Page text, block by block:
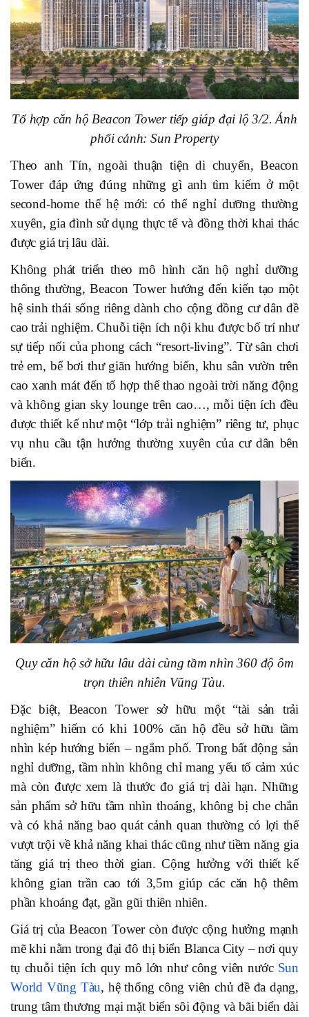
Tổ hợp căn hộ Beacon Tower tiếp giáp đại lộ 3/2. Ảnh
phối cảnh: Sun Property
Theo anh Tín, ngoài thuận tiện di chuyển, Beacon
Tower đáp ứng đúng những gì anh tìm kiếm ở một
second-home thế hệ mới: có thể nghỉ dưỡng thường
xuyên, gia đình sử dụng thực tế và đồng thời khai thác
được giá trị lâu dài.
Không phát triển theo mô hình căn hộ nghỉ dưỡng
thông thường, Beacon Tower hướng đến kiến tạo một
hệ sinh thái sống riêng dành cho cộng đồng cư dân đề
cao trải nghiệm. Chuỗi tiện ích nội khu được bố trí như
sự tiếp nối của phong cách “resort-living”. Từ sân chơi
trẻ em, bể bơi thư giãn hướng biển, khu sân vườn trên
cao xanh mát đến tổ hợp thể thao ngoài trời năng động
và không gian sky lounge trên cao…, mỗi tiện ích đều
được thiết kế như một “lớp trải nghiệm” riêng tư, phục
vụ nhu cầu tận hưởng thường xuyên của cư dân bên
biển.
Quy căn hộ sở hữu lâu dài cùng tầm nhìn 360 độ ôm
trọn thiên nhiên Vũng Tàu.
Đặc biệt, Beacon Tower sở hữu một “tài sản trải
nghiệm” hiếm có khi 100% căn hộ đều sở hữu tầm
nhìn kép hướng biển – ngắm phố. Trong bất động sản
nghỉ dưỡng, tầm nhìn không chỉ mang yếu tố cảm xúc
mà còn được xem là thước đo giá trị dài hạn. Những
sản phẩm sở hữu tầm nhìn thoáng, không bị che chắn
và có khả năng bao quát cảnh quan thường có lợi thế
vượt trội về khả năng khai thác cũng như tiềm năng gia
tăng giá trị theo thời gian. Cộng hưởng với thiết kế
không gian trần cao tới 3,5m giúp các căn hộ thêm
phần khoáng đạt, gần gũi thiên nhiên.
Giá trị của Beacon Tower còn được cộng hưởng mạnh
mẽ khi nằm trong đại đô thị biển Blanca City – nơi quy
tụ chuỗi tiện ích quy mô lớn như công viên nước Sun
World Vũng Tàu, hệ thống công viên chủ đề đa dạng,
trung tâm thương mại mặt biển sôi động và bãi biển dài